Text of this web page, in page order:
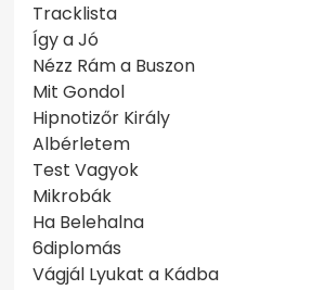
Tracklista
Így a Jó
Nézz Rám a Buszon
Mit Gondol
Hipnotizőr Király
Albérletem
Test Vagyok
Mikrobák
Ha Belehalna
6diplomás
Vágjál Lyukat a Kádba